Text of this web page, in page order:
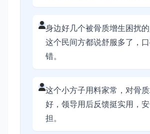
身边好几个被骨质增生困扰
这个民间方都说舒服多了，
错。
这个小方子用料家常，对骨
好，领导用后反馈挺实用，
担。